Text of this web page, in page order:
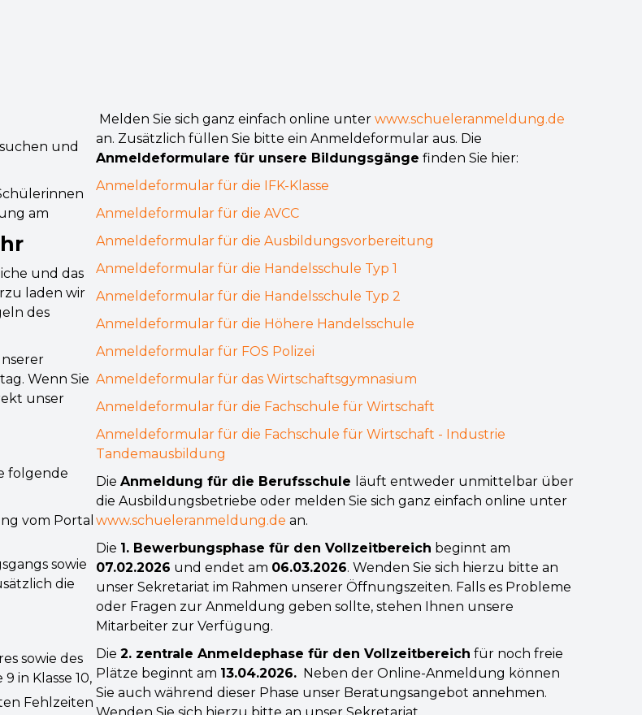
und
am
und das
laden wir
des
Wenn Sie
unser
folgende
vom Portal
sowie
die
sowie des
in Klasse 10,
Fehlzeiten
Melden Sie sich ganz einfach online unter www.schueleranmeldung.de
an. Zusätzlich füllen Sie bitte ein Anmeldeformular aus. Die
Anmeldeformulare für unsere Bildungsgänge finden Sie hier:
Anmeldeformular für die IFK-Klasse
Anmeldeformular für die AVCC
Anmeldeformular für die Ausbildungsvorbereitung
Anmeldeformular für die Handelsschule Typ 1
Anmeldeformular für die Handelsschule Typ 2
Anmeldeformular für die Höhere Handelsschule
Anmeldeformular für FOS Polizei
Anmeldeformular für das Wirtschaftsgymnasium
Anmeldeformular für die Fachschule für Wirtschaft
Anmeldeformular für die Fachschule für Wirtschaft - Industrie
Tandemausbildung
Die Anmeldung für die Berufsschule läuft entweder unmittelbar über
die Ausbildungsbetriebe oder melden Sie sich ganz einfach online unter
www.schueleranmeldung.de an.
Die 1. Bewerbungsphase für den Vollzeitbereich beginnt am
07.02.2026 und endet am 06.03.2026. Wenden Sie sich hierzu bitte an
unser Sekretariat im Rahmen unserer Öffnungszeiten. Falls es Probleme
oder Fragen zur Anmeldung geben sollte, stehen Ihnen unsere
Mitarbeiter zur Verfügung.
Die 2. zentrale Anmeldephase für den Vollzeitbereich für noch freie
Plätze beginnt am 13.04.2026. Neben der Online-Anmeldung können
Sie auch während dieser Phase unser Beratungsangebot annehmen.